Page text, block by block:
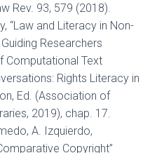
Rev. 93, 579 (2018).
“Law and Literacy in Non-
Researchers
Computational Text
Rights Literacy in
Ed. (Association of
2019), chap. 17.
A. Izquierdo,
Copyright”